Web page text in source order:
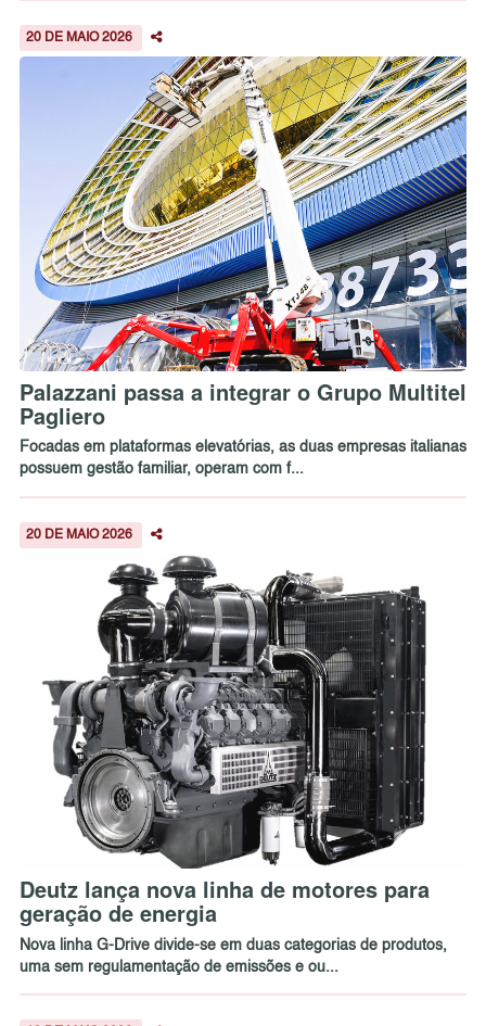
20 DE MAIO 2026
Palazzani passa a integrar o Grupo Multitel
Pagliero
Focadas em plataformas elevatórias, as duas empresas italianas
possuem gestão familiar, operam com f...
20 DE MAIO 2026
Deutz lança nova linha de motores para
geração de energia
Nova linha G-Drive divide-se em duas categorias de produtos,
uma sem regulamentação de emissões e ou...